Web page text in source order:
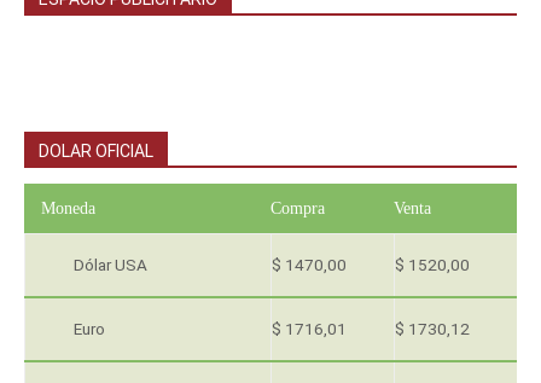
DOLAR OFICIAL
Moneda Compra Venta
Dólar USA $ 1470,00 $ 1520,00
Euro $ 1716,01 $ 1730,12